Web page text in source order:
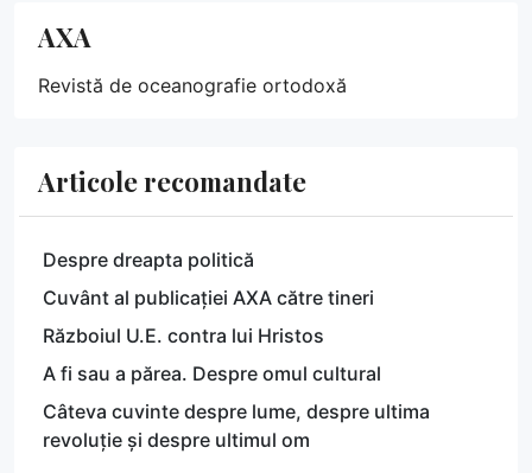
AXA
Revistă de oceanografie ortodoxă
Articole recomandate
Despre dreapta politică
Cuvânt al publicației AXA către tineri
Războiul U.E. contra lui Hristos
A fi sau a părea. Despre omul cultural
Câteva cuvinte despre lume, despre ultima
revoluție și despre ultimul om